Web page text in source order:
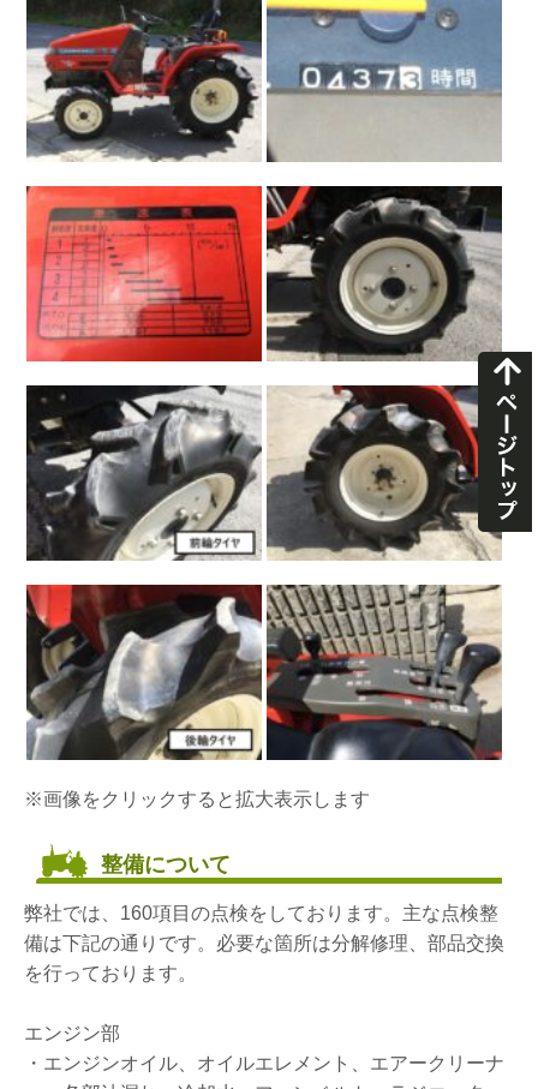
※画像をクリックすると拡大表示します
整備について
弊社では、160項目の点検をしております。主な点検整
備は下記の通りです。必要な箇所は分解修理、部品交換
を行っております。
エンジン部
・エンジンオイル、オイルエレメント、エアークリーナ